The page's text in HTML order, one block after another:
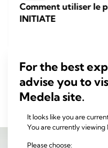
Comment utiliser le
INITIATE
For the best
advise you to
Medela site.
It looks like you are
You are currently viewing
Please choose: